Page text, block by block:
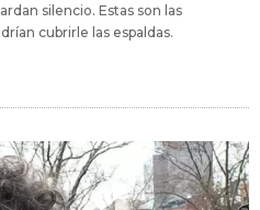
silencio. Estas son las
cubrirle las espaldas.